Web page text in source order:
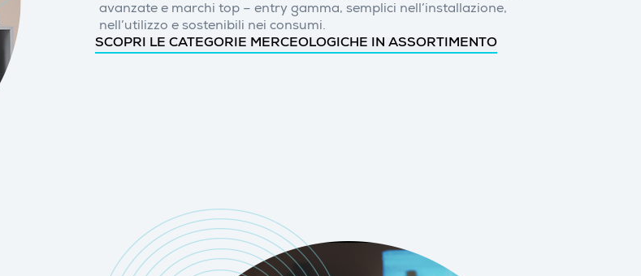
avanzate e marchi top – entry gamma, semplici nell’installazione,
nell’utilizzo e sostenibili nei consumi.
SCOPRI LE CATEGORIE MERCEOLOGICHE IN ASSORTIMENTO